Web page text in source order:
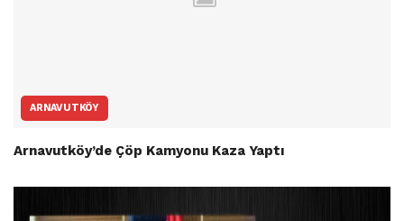
ARNAVUTKÖY
Arnavutköy’de Çöp Kamyonu Kaza Yaptı